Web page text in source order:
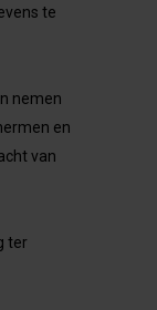
te
nemen
en
van
ter